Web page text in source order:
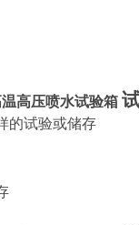
高压喷水试验箱
的试验或储存